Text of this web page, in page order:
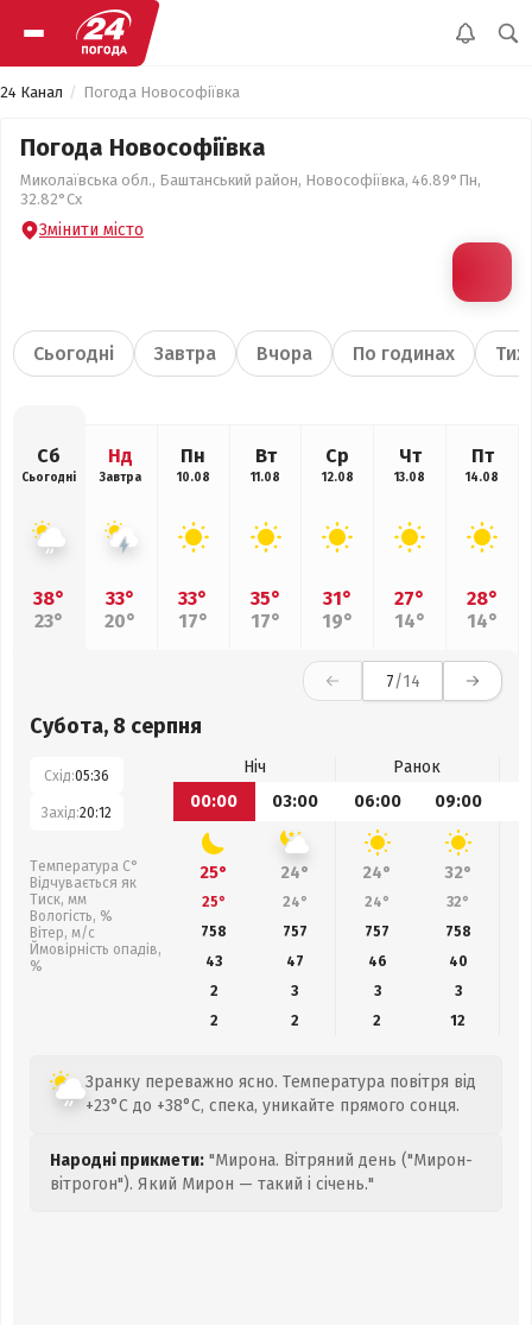
24 Канал Погода Новософіївка
Погода Новософіївка
Миколаївська обл., Баштанський район, Новософіївка, 46.89°Пн,
32.82°Сх
Змінити місто
Сьогодні Завтра Вчора По годинах
Сб
Сьогодні
38°
23°
Нд
Завтра
33°
20°
Пн
10.08
33°
17°
Вт
11.08
35°
17°
Ср
12.08
31°
19°
Чт
13.08
27°
14°
Пт
14.08
28°
14°
7/14
Субота, 8 серпня
Схід:05:36
Захід:20:12
Температура С°
Відчувається як
Тиск, мм
Вологість, %
Вітер, м/с
Ймовірність опадів,
%
Ніч
Ранок
00:00
03:00 06:00 09:00
25° 24° 24° 32°
25° 24° 24° 32°
758
757 757 758
43
47 46 40
2
3 3
3
2
2 2 12
Зранку переважно ясно. Температура повітря від
+23°C до +38°C, спека, уникайте прямого сонця.
Народні прикмети: "Мирона. Вітряний день ("Мирон-
вітрогон"). Який Мирон — такий і січень."